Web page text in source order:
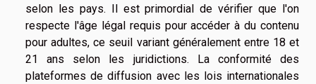
selon les pays. Il est primordial de vérifier que l'on
respecte l'âge légal requis pour accéder à du contenu
pour adultes, ce seuil variant généralement entre 18 et
21 ans selon les juridictions. La conformité des
plateformes de diffusion avec les lois internationales